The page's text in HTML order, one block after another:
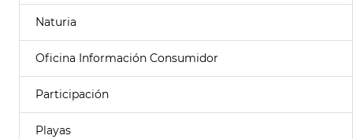
Naturia
Oficina Información Consumidor
Participación
Playas